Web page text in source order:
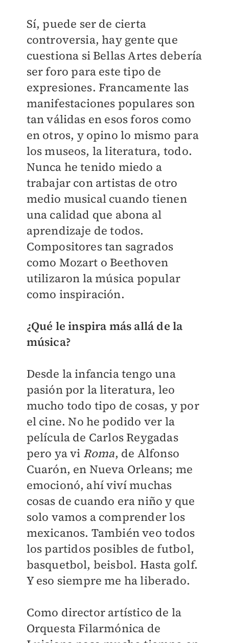
Sí, puede ser de cierta
controversia, hay gente que
cuestiona si Bellas Artes debería
ser foro para este tipo de
expresiones. Francamente las
manifestaciones populares son
tan válidas en esos foros como
en otros, y opino lo mismo para
los museos, la literatura, todo.
Nunca he tenido miedo a
trabajar con artistas de otro
medio musical cuando tienen
una calidad que abona al
aprendizaje de todos.
Compositores tan sagrados
como Mozart o Beethoven
utilizaron la música popular
como inspiración.
¿Qué le inspira más allá de la
música?
Desde la infancia tengo una
pasión por la literatura, leo
mucho todo tipo de cosas, y por
el cine. No he podido ver la
película de Carlos Reygadas
pero ya vi Roma, de Alfonso
Cuarón, en Nueva Orleans; me
emocionó, ahí viví muchas
cosas de cuando era niño y que
solo vamos a comprender los
mexicanos. También veo todos
los partidos posibles de futbol,
basquetbol, beisbol. Hasta golf.
Y eso siempre me ha liberado.
Como director artístico de la
Orquesta Filarmónica de